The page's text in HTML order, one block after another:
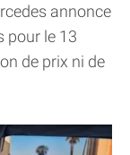
annonce
pour le 13
de prix ni de